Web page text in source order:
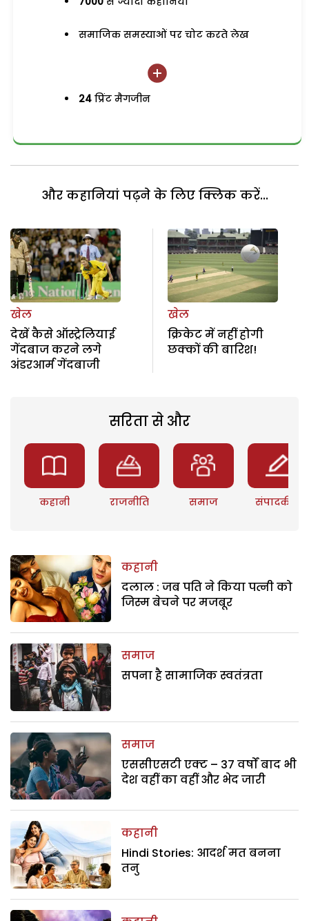
समाजिक समस्याओं पर चोट करते लेख
24 प्रिंट मैगजीन
और कहानियां पढ़ने के लिए क्लिक करें...
खेल
देखें कैसे ऑस्ट्रेलियाई
गेंदबाज करने लगे
अंडरआर्म गेंदबाजी
खेल
क्रिकेट में नहीं होगी
छक्कों की बारिश!
सरिता से और
कहानी राजनीति समाज संपादकीय
कहानी
दलाल : जब पति ने किया पत्नी को
जिस्म बेचने पर मजबूर
समाज
सपना है सामाजिक स्वतंत्रता
समाज
एससीएसटी एक्ट – 37 वर्षों बाद भी
देश वहीं का वहीं और भेद जारी
कहानी
Hindi Stories: आदर्श मत बनना
तनु